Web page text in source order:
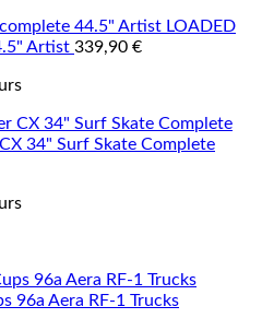
LOADED
Artist 339,90 €
34" Surf Skate Complete
96a Aera RF-1 Trucks